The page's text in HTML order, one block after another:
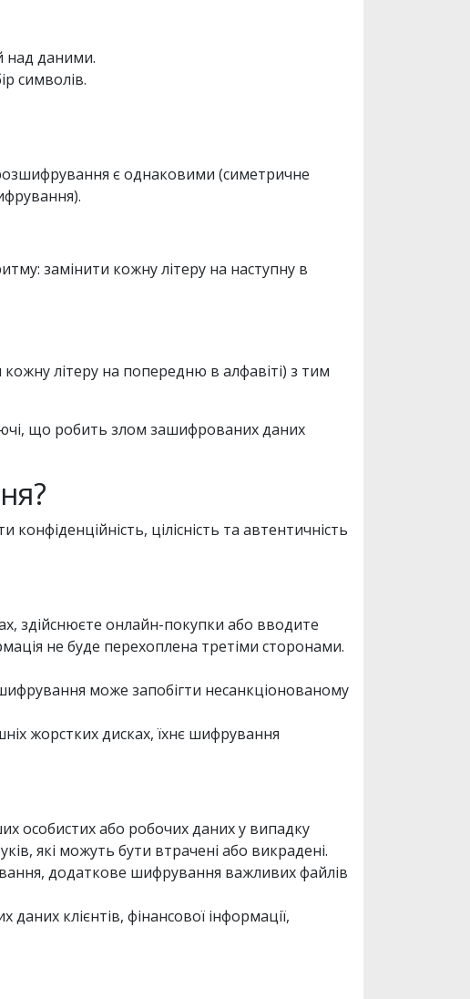
над даними.
символів.
є однаковими (симетричне
замінити кожну літеру на наступну в
літеру на попередню в алфавіті) з тим
що робить злом зашифрованих даних
цілісність та автентичність
здійснюєте онлайн-покупки або вводите
не буде перехоплена третіми сторонами.
може запобігти несанкціонованому
жорстких дисках, їхнє шифрування
особистих або робочих даних у випадку
які можуть бути втрачені або викрадені.
додаткове шифрування важливих файлів
клієнтів, фінансової інформації,